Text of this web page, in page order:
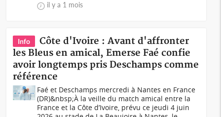
il y a 1 mois
Info
Côte d'Ivoire : Avant d'affronter
les Bleus en amical, Emerse Faé confie
avoir longtemps pris Deschamps comme
référence
Faé et Deschamps mercredi à Nantes en France
(DR)&nbsp;À la veille du match amical entre la
France et la Côte d’Ivoire, prévu ce jeudi 4 juin